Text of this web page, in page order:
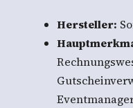
Hersteller: